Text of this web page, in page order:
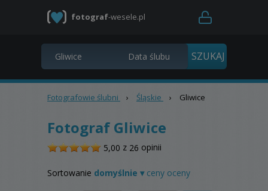
fotograf-wesele.pl
Fotografowie ślubni › Śląskie › Gliwice
Fotograf Gliwice
5,00 /z 26 opinii
Sortowanie domyślnie ▾ ceny oceny